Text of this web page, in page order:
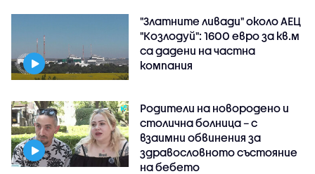
"Златните ливади" около АЕЦ
"Козлодуй": 1600 евро за кв.м
са дадени на частна
компания
Родители на новородено и
столична болница – с
взаимни обвинения за
здравословното състояние
на бебето